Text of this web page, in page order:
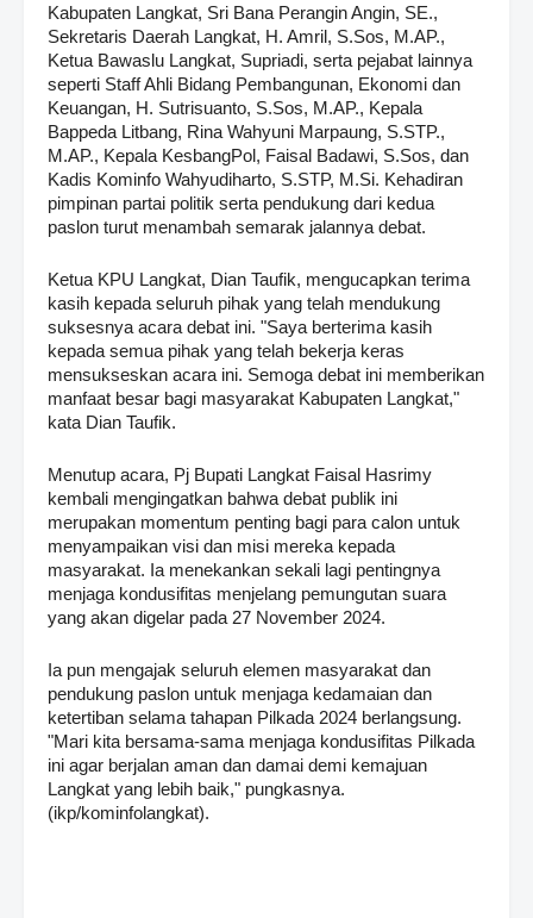
Kabupaten Langkat, Sri Bana Perangin Angin, SE.,
Sekretaris Daerah Langkat, H. Amril, S.Sos, M.AP.,
Ketua Bawaslu Langkat, Supriadi, serta pejabat lainnya
seperti Staff Ahli Bidang Pembangunan, Ekonomi dan
Keuangan, H. Sutrisuanto, S.Sos, M.AP., Kepala
Bappeda Litbang, Rina Wahyuni Marpaung, S.STP.,
M.AP., Kepala KesbangPol, Faisal Badawi, S.Sos, dan
Kadis Kominfo Wahyudiharto, S.STP, M.Si. Kehadiran
pimpinan partai politik serta pendukung dari kedua
paslon turut menambah semarak jalannya debat.
Ketua KPU Langkat, Dian Taufik, mengucapkan terima
kasih kepada seluruh pihak yang telah mendukung
suksesnya acara debat ini. "Saya berterima kasih
kepada semua pihak yang telah bekerja keras
mensukseskan acara ini. Semoga debat ini memberikan
manfaat besar bagi masyarakat Kabupaten Langkat,"
kata Dian Taufik.
Menutup acara, Pj Bupati Langkat Faisal Hasrimy
kembali mengingatkan bahwa debat publik ini
merupakan momentum penting bagi para calon untuk
menyampaikan visi dan misi mereka kepada
masyarakat. Ia menekankan sekali lagi pentingnya
menjaga kondusifitas menjelang pemungutan suara
yang akan digelar pada 27 November 2024.
Ia pun mengajak seluruh elemen masyarakat dan
pendukung paslon untuk menjaga kedamaian dan
ketertiban selama tahapan Pilkada 2024 berlangsung.
"Mari kita bersama-sama menjaga kondusifitas Pilkada
ini agar berjalan aman dan damai demi kemajuan
Langkat yang lebih baik," pungkasnya.
(ikp/kominfolangkat).